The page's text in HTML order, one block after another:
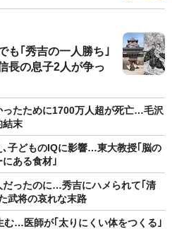
も｢秀吉の一人勝ち｣
長の息子2人が争っ
ったために1700万人超が死亡…毛沢
結末
､子どものIQに影響…東大教授｢脳の
ある食材｣
ったのに…秀吉にハメられて｢清
武将の哀れな末路
む…医師が｢太りにくい体をつくる｣